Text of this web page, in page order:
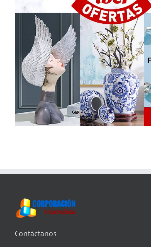
Contáctanos